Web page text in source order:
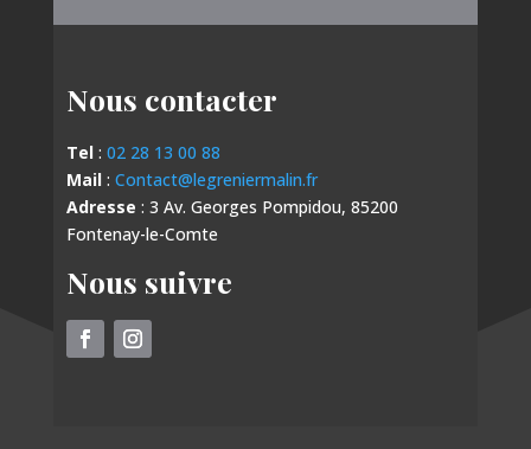
Nous contacter
Tel: 02 28 13 00 88
Mail: Contact@legreniermalin.fr
Adresse : 3 Av. Georges Pompidou, 85200
Fontenay-le-Comte
Nous suivre